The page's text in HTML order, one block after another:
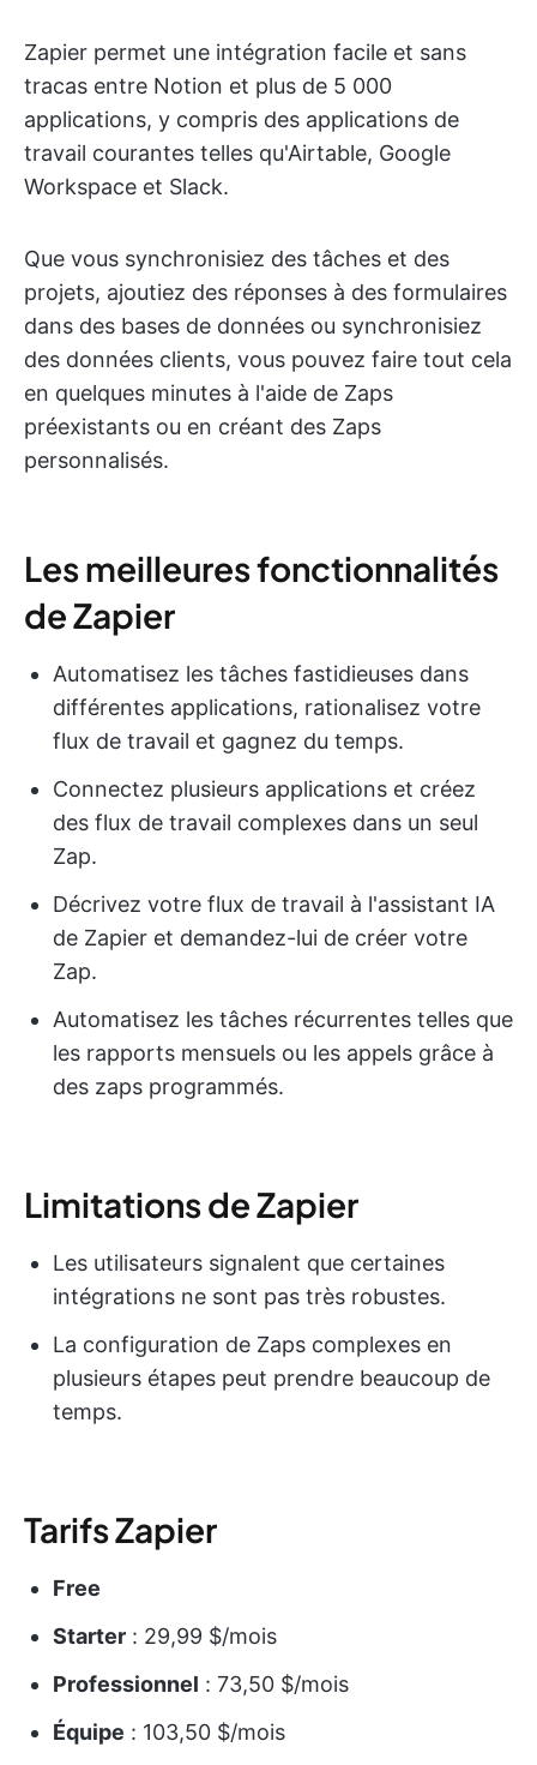
Zapier permet une intégration facile et sans
tracas entre Notion et plus de 5 000
applications, y compris des applications de
travail courantes telles qu'Airtable, Google
Workspace et Slack.
Que vous synchronisiez des tâches et des
projets, ajoutiez des réponses à des formulaires
dans des bases de données ou synchronisiez
des données clients, vous pouvez faire tout cela
en quelques minutes à l'aide de Zaps
préexistants ou en créant des Zaps
personnalisés.
Les meilleures fonctionnalités
de Zapier
Automatisez les tâches fastidieuses dans
différentes applications, rationalisez votre
flux de travail et gagnez du temps.
Connectez plusieurs applications et créez
des flux de travail complexes dans un seul
Zap.
Décrivez votre flux de travail à l'assistant IA
de Zapier et demandez-lui de créer votre
Zap.
Automatisez les tâches récurrentes telles que
les rapports mensuels ou les appels grâce à
des zaps programmés.
Limitations de Zapier
Les utilisateurs signalent que certaines
intégrations ne sont pas très robustes.
La configuration de Zaps complexes en
plusieurs étapes peut prendre beaucoup de
temps.
Tarifs Zapier
Free
Starter : 29,99 $/mois
Professionnel : 73,50 $/mois
Équipe : 103,50 $/mois